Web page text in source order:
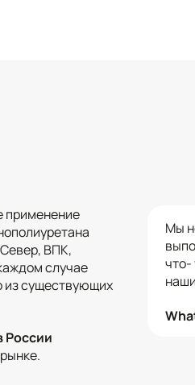
применение
ВПК,
случае
из существующих
России
Мы
что-